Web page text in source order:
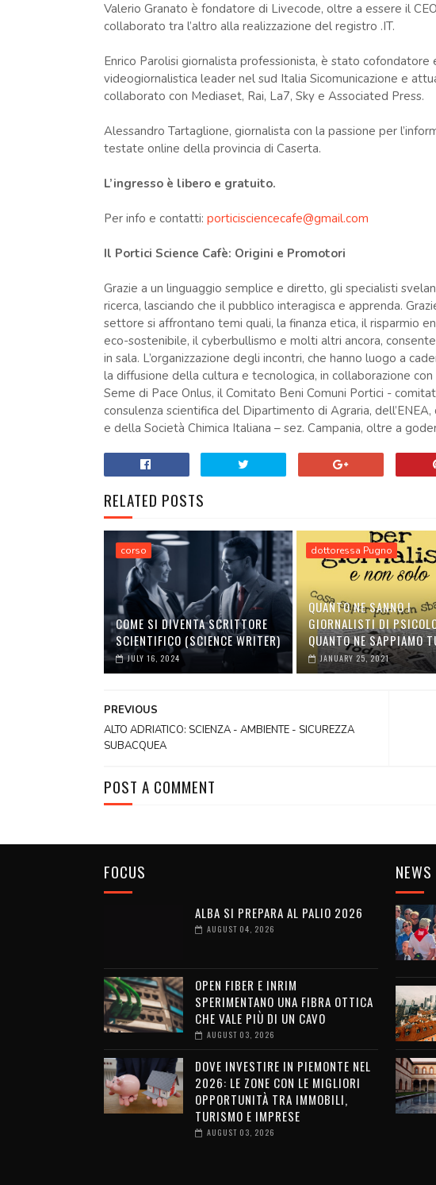
Valerio Granato è fondatore di Livecode, oltre a essere il
collaborato tra l’altro alla realizzazione del registro .IT.
Enrico Parolisi giornalista professionista, è stato cofondatore
videogiornalistica leader nel sud Italia Sicomunicazione e
collaborato con Mediaset, Rai, La7, Sky e Associated Press.
Alessandro Tartaglione, giornalista con la passione per
testate online della provincia di Caserta.
L’ingresso è libero e gratuito.
Per info e contatti: porticisciencecafe@gmail.com
Il Portici Science Cafè: Origini e Promotori
Grazie a un linguaggio semplice e diretto, gli specialisti
ricerca, lasciando che il pubblico interagisca e apprenda.
settore si affrontano temi quali, la finanza etica, il risparmio
eco-sostenibile, il cyberbullismo e molti altri ancora,
in sala. L’organizzazione degli incontri, che hanno luogo a
la diffusione della cultura e tecnologica, in collaborazione
Seme di Pace Onlus, il Comitato Beni Comuni Portici -
consulenza scientifica del Dipartimento di Agraria,
e della Società Chimica Italiana – sez. Campania, oltre a
RELATED POSTS
corso
COME SI DIVENTA SCRITTORE
SCIENTIFICO (SCIENCE WRITER)
JULY 16, 2024
dottoressa Pugno
QUANTO NE SANNO I
GIORNALISTI DI
QUANTO NE SAPPIAMO
JANUARY 25, 2021
PREVIOUS
ALTO ADRIATICO: SCIENZA - AMBIENTE - SICUREZZA
SUBACQUEA
POST A COMMENT
FOCUS
ALBA SI PREPARA AL PALIO 2026
AUGUST 04, 2026
OPEN FIBER E INRIM
SPERIMENTANO UNA FIBRA OTTICA
CHE VALE PIÙ DI UN CAVO
AUGUST 03, 2026
DOVE INVESTIRE IN PIEMONTE NEL
2026: LE ZONE CON LE MIGLIORI
OPPORTUNITÀ TRA IMMOBILI,
TURISMO E IMPRESE
AUGUST 03, 2026
NEWS